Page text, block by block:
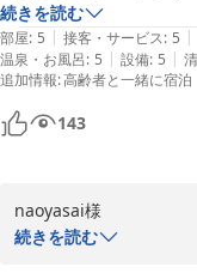
能。早めの夕食は鮎も楽
鵜飼の様子を間近で楽し
ロケーション、接客、食
めた。
続きを読む
部屋: 5 | 接客・サービス: 5 |
温泉・お風呂: 5 | 設備: 5 |
追加情報:高齢者と一緒に宿泊
143
naoyasai様
続きを読む